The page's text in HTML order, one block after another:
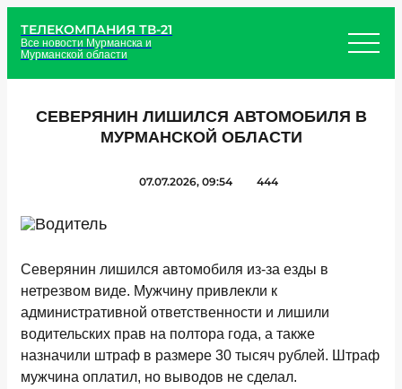
ТЕЛЕКОМПАНИЯ ТВ-21
Все новости Мурманска и
Мурманской области
СЕВЕРЯНИН ЛИШИЛСЯ АВТОМОБИЛЯ В
МУРМАНСКОЙ ОБЛАСТИ
07.07.2026, 09:54 444
Северянин лишился автомобиля из-за езды в
нетрезвом виде. Мужчину привлекли к
административной ответственности и лишили
водительских прав на полтора года, а также
назначили штраф в размере 30 тысяч рублей. Штраф
мужчина оплатил, но выводов не сделал.